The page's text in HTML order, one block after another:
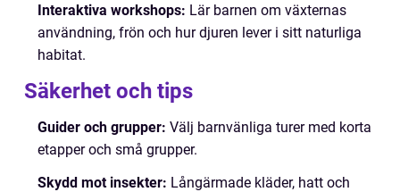
Interaktiva workshops: Lär barnen om växternas
användning, frön och hur djuren lever i sitt naturliga
habitat.
Säkerhet och tips
Guider och grupper: Välj barnvänliga turer med korta
etapper och små grupper.
Skydd mot insekter: Långärmade kläder, hatt och